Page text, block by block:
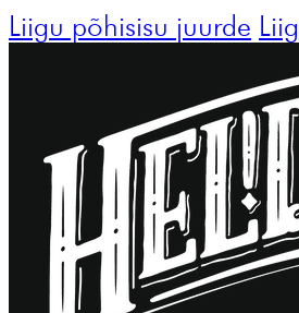
Liigu põhisisu juurde